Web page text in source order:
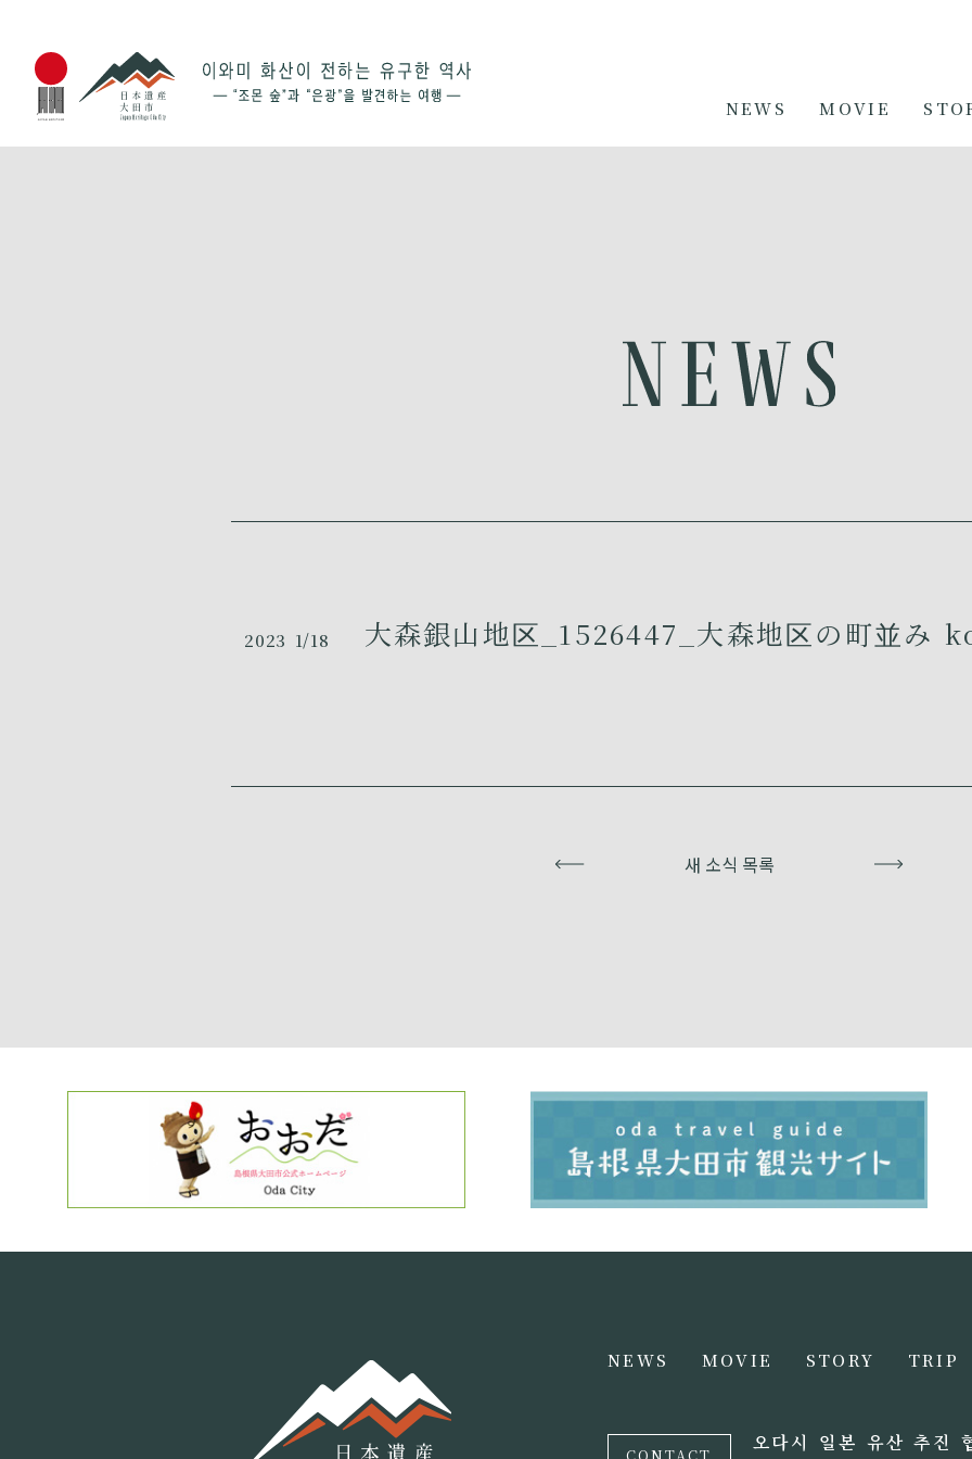
NEWS MOVIE
2023 1/18 大森銀山地区_1526447_大森地区の町並み
새 소식 목록
NEWS MOVIE STORY TRIP
오다시 일본 유산 추진